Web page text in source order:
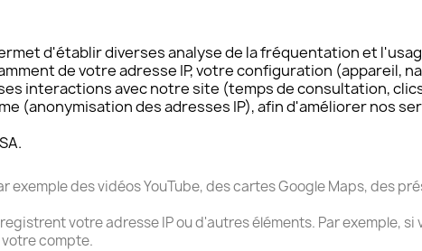
d'établir diverses analyse de la fréquentation et
de votre adresse IP, votre configuration (appareil,
interactions avec notre site (temps de consultation,
(anonymisation des adresses IP), afin d'améliorer nos
des vidéos YouTube, des cartes Google Maps, des
votre adresse IP ou d'autres éléments. Par exemple,
compte.